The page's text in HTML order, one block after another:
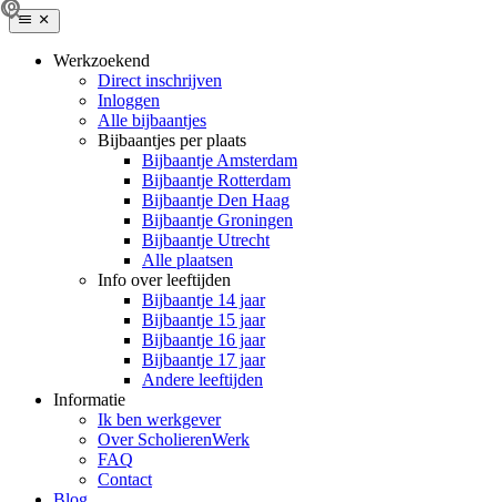
Werkzoekend
Direct inschrijven
Inloggen
Alle bijbaantjes
Bijbaantjes per plaats
Bijbaantje Amsterdam
Bijbaantje Rotterdam
Bijbaantje Den Haag
Bijbaantje Groningen
Bijbaantje Utrecht
Alle plaatsen
Info over leeftijden
Bijbaantje 14 jaar
Bijbaantje 15 jaar
Bijbaantje 16 jaar
Bijbaantje 17 jaar
Andere leeftijden
Informatie
Ik ben werkgever
Over ScholierenWerk
FAQ
Contact